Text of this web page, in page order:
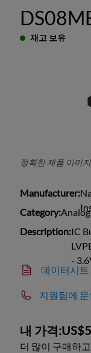
재고 보유
정확한 제품 이미
Manufacturer:
Category:
Description:IC
-
데이터시트
지원팀에 문
내 가격:
더 많이 구매하